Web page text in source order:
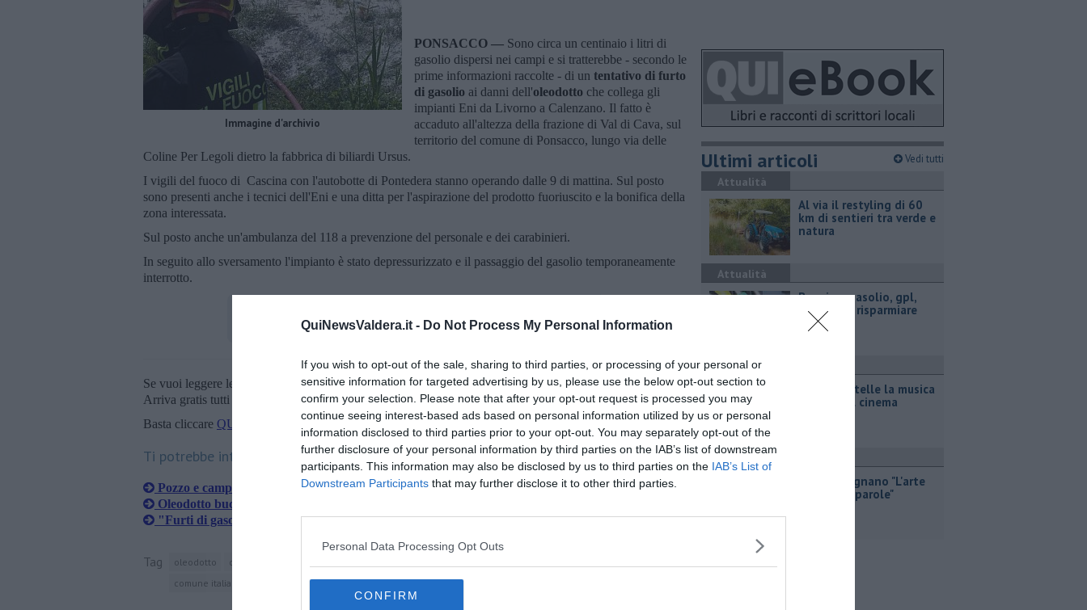
QuiNewsValdera.it - Do Not Process My Personal Information
If you wish to opt-out of the sale, sharing to third parties, or processing of your personal or
sensitive information for targeted advertising by us, please use the below opt-out section to
confirm your selection. Please note that after your opt-out request is processed you may
continue seeing interest-based ads based on personal information utilized by us or personal
information disclosed to third parties prior to your opt-out. You may separately opt-out of the
further disclosure of your personal information by third parties on the IAB’s list of downstream
participants. This information may also be disclosed by us to third parties on the IAB’s List of
Downstream Participants that may further disclose it to other third parties.
Personal Data Processing Opt Outs
CONFIRM
Immagine d'archivio
PONSACCO — Sono circa un centinaio i litri di
gasolio dispersi nei campi e si tratterebbe - secondo le
prime informazioni raccolte - di un tentativo di furto
di gasolio ai danni dell'oleodotto che collega gli
impianti Eni da Livorno a Calenzano. Il fatto è
accaduto all'altezza della frazione di Val di Cava, sul
territorio del comune di Ponsacco, lungo via delle
Coline Per Legoli dietro la fabbrica di biliardi Ursus.
I vigili del fuoco di Cascina con l'autobotte di Pontedera stanno operando dalle 9 di mattina. Sul posto
sono presenti anche i tecnici dell'Eni e una ditta per l'aspirazione del prodotto fuoriuscito e la bonifica della
zona interessata.
Sul posto anche un'ambulanza del 118 a prevenzione del personale e dei carabinieri.
In seguito allo sversamento l'impianto è stato depressurizzato e il passaggio del gasolio temporaneamente
interrotto.
Se vuoi leggere le notizie principali della Toscana iscriviti allaNewsletter QUInews - ToscanaMedia.
Arriva gratis tutti i giorni alle 20:00 direttamente nella tua casella di posta.
Basta cliccare QUI
Ti potrebbe interessare anche:
Pozzo e campi inquinati, parla Arpat
Oleodotto bucato, terre inquinate
"Furti di gasolio, pericolo per l'ambiente"
Tag oleodotto diesel
comune italiano
vigili del fuoco cascina pontedera
Ultimi articoli Vedi tutti
Attualità
Al via il restyling di 60
km di sentieri tra verde e
natura
Attualità
​Benzina, gasolio, gpl,
ecco dove risparmiare
Attualità
Sotto le stelle la musica
incontra il cinema
Attualità
I cani insegnano "L'arte
delle non parole"